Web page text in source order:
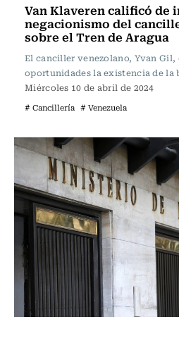
Van Klaveren calificó de
negacionismo del
sobre el Tren de Aragua
El canciller venezolano, Yvan Gil,
oportunidades la existencia de la
Miércoles 10 de abril de 2024
# Cancillería # Venezuela